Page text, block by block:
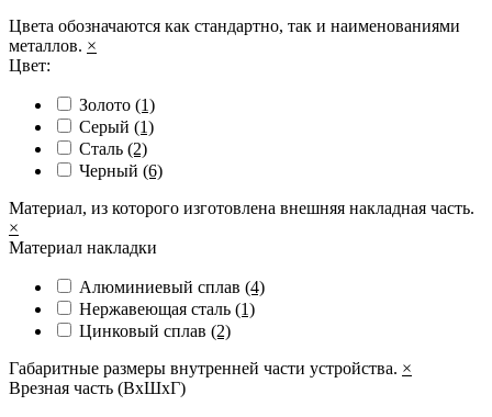
Цвета обозначаются как стандартно, так и наименованиями
металлов. ×
Цвет:
Золото (1)
Серый (1)
Сталь (2)
Черный (6)
Материал, из которого изготовлена внешняя накладная часть.
×
Материал накладки
Алюминиевый сплав (4)
Нержавеющая сталь (1)
Цинковый сплав (2)
Габаритные размеры внутренней части устройства. ×
Врезная часть (ВхШхГ)